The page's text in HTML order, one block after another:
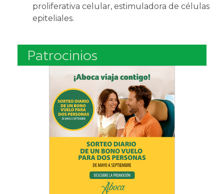
proliferativa celular, estimuladora de células
epiteliales.
Patrocinios